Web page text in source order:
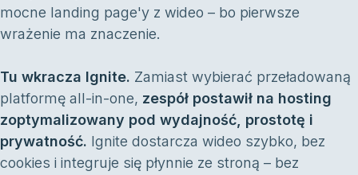
mocne landing page'y z wideo – bo pierwsze
wrażenie ma znaczenie.
Tu wkracza Ignite. Zamiast wybierać przeładowaną
platformę all-in-one, zespół postawił na hosting
zoptymalizowany pod wydajność, prostotę i
prywatność. Ignite dostarcza wideo szybko, bez
cookies i integruje się płynnie ze stroną – bez